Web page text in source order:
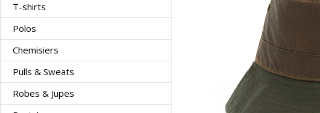
T-shirts
Polos
Chemisiers
Pulls & Sweats
Robes & Jupes